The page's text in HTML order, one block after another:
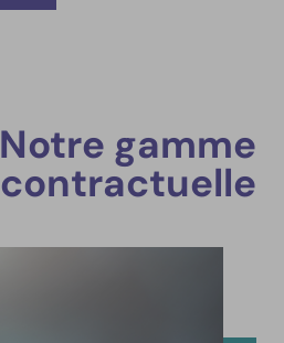
Notre gamme
contractuelle